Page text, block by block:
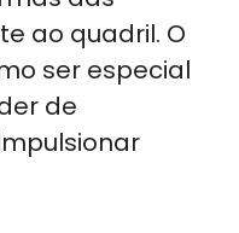
ao quadril. O
ser especial
de